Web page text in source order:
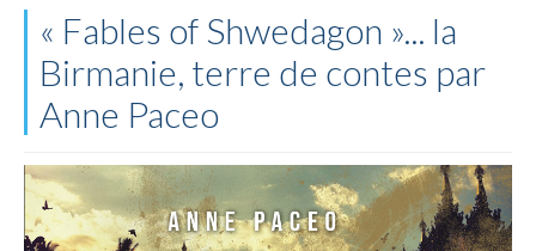
« Fables of Shwedagon »... la
Birmanie, terre de contes par
Anne Paceo